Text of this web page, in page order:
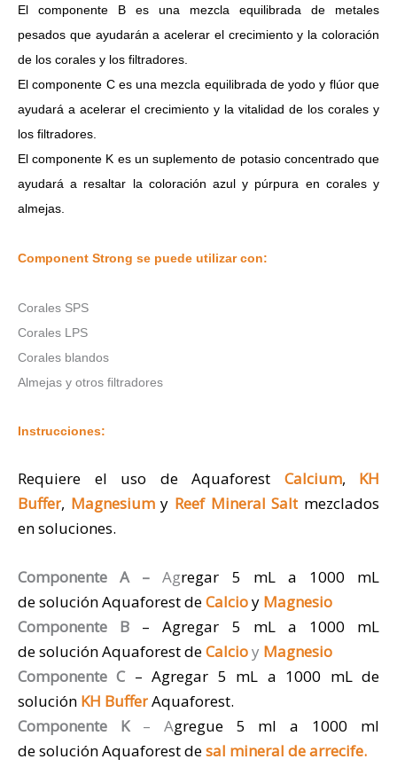
El componente B es una mezcla equilibrada de metales
pesados ​​que ayudarán a acelerar el crecimiento y la coloración
de los corales y los filtradores.
El componente C es una mezcla equilibrada de yodo y flúor que
ayudará a acelerar el crecimiento y la vitalidad de los corales y
los filtradores.
El componente K es un suplemento de potasio concentrado que
ayudará a resaltar la coloración azul y púrpura en corales y
almejas.
Component Strong se puede utilizar con:
Corales SPS
Corales LPS
Corales blandos
Almejas y otros filtradores
Instrucciones:
Requiere el uso de Aquaforest Calcium, KH
Buffer, Magnesiumy Reef Mineral Salt mezclados
en soluciones.
Componente A –Agregar 5 mL a 1000 mL
desolución Aquaforest deCalcioy Magnesio
Componente B – Agregar 5 mL a 1000 mL
desolución Aquaforest deCalcioy Magnesio
Componente C – Agregar 5 mL a 1000 mL de
solución KH BufferAquaforest.
Componente K – Agregue 5 ml a 1000 ml
desolución Aquaforest desal mineral de arrecife.